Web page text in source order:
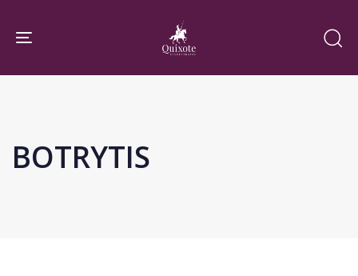
links
content
Toggle navigation
BOTRYTIS